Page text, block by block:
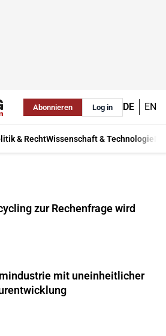
Abonnieren Log in DE EN
& RechtWissenschaft & Technologie
zur Rechenfrage wird
mit uneinheitlicher